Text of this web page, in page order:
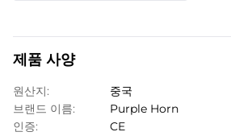
제품 사양
원산지:
중국
브랜드 이름:
Purple Horn
인증:
CE